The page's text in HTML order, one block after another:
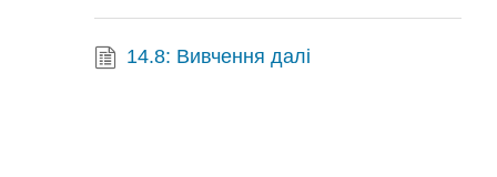
14.8: Вивчення далі